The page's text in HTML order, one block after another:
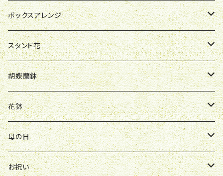
お祝い
誕生日
お見舞い
送別会
お供え
仏壇花
定期便
母の日
R&P
Y&O
W&G
お祝い
W&G
R&P
Y&O
誕生日
お見舞い
送別会
開店祝い
ボックスアレンジ
母の日
R&P
Y&O
W&G
ソープフラワー
お祝い
誕生日
お見舞い
送別会
スタンド花
開店祝い
お誕生日
お祝い
発表会
胡蝶蘭鉢
開店祝い
お祝い
花鉢
クレマチス
紫
母の日
花束
お祝い